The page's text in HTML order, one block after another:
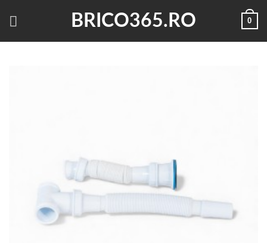
BRICO365.RO 0